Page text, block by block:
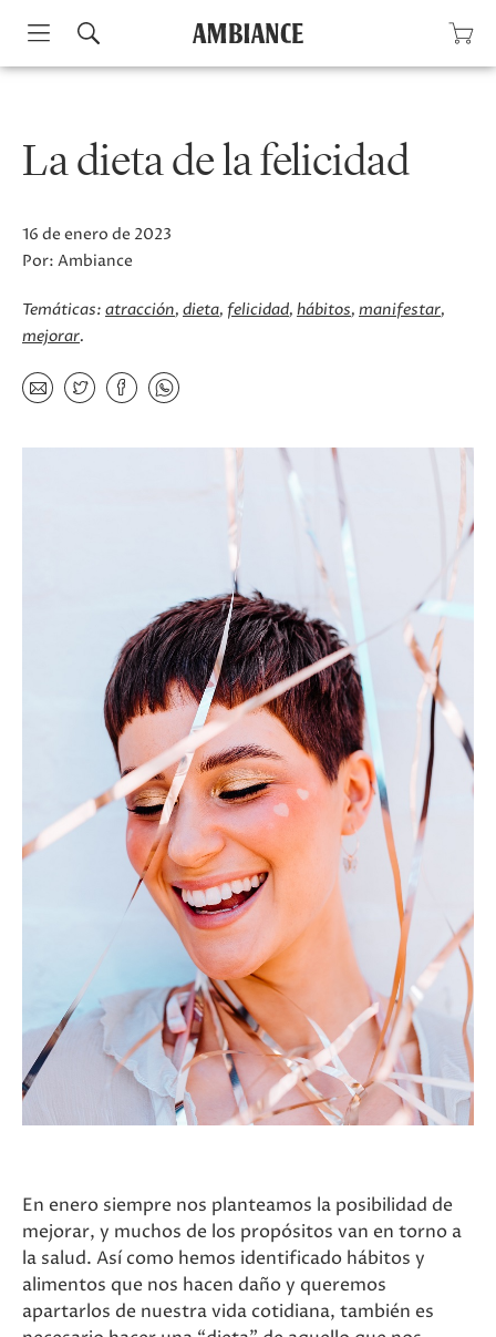
Skip
La dieta de la felicidad
16 de enero de 2023
Por: Ambiance
Temáticas: atracción dieta felicidad hábitos manifestar
mejorar
En enero siempre nos planteamos la posibilidad de
mejorar, y muchos de los propósitos van en torno a
la salud. Así como hemos identificado hábitos y
alimentos que nos hacen daño y queremos
apartarlos de nuestra vida cotidiana, también es